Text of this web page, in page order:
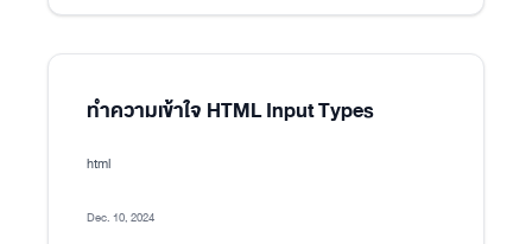
ทำความเข้าใจ HTML Input Types
html
Dec. 10, 2024